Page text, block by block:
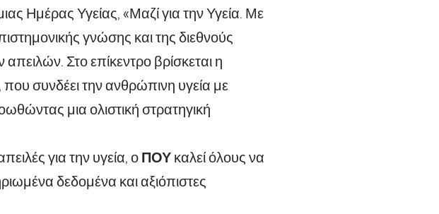
Ημέρας Υγείας, «Μαζί για την Υγεία. Με
γνώσης και της διεθνούς
Στο επίκεντρο βρίσκεται η
συνδέει την ανθρώπινη υγεία με
μια ολιστική στρατηγική
για την υγεία, ο ΠΟΥ καλεί όλους να
δεδομένα και αξιόπιστες